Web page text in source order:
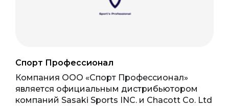
Спорт Профессионал
Компания ООО «Спорт Профессионал»
является официальным дистрибьютором
компаний Sasaki Sports INC. и Chacott Co. Ltd